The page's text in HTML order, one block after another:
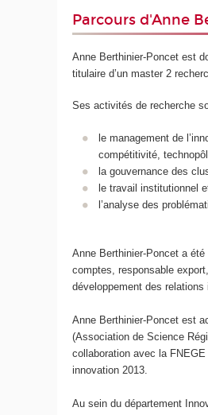
Parcours d'Anne
Anne Berthinier-Poncet est
titulaire d’un master 2
Ses activités de recherche
le management de
compétitivité,
la gouvernance des
le travail institutionnel
l’analyse des
Anne Berthinier-Poncet a
comptes, responsable
développement des
Anne Berthinier-Poncet est
(Association de Science
collaboration avec la
innovation 2013.
Au sein du département